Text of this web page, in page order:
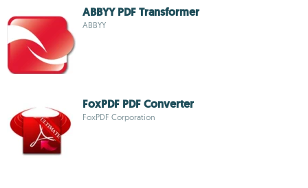
ABBYY PDF Transformer
ABBYY
FoxPDF PDF Converter
FoxPDF Corporation